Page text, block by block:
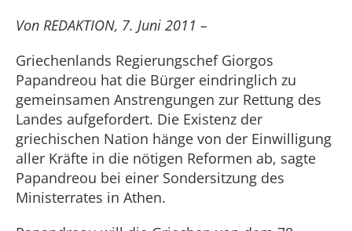
Von REDAKTION, 7. Juni 2011 –
Griechenlands Regierungschef Giorgos
Papandreou hat die Bürger eindringlich zu
gemeinsamen Anstrengungen zur Rettung des
Landes aufgefordert. Die Existenz der
griechischen Nation hänge von der Einwilligung
aller Kräfte in die nötigen Reformen ab, sagte
Papandreou bei einer Sondersitzung des
Ministerrates in Athen.